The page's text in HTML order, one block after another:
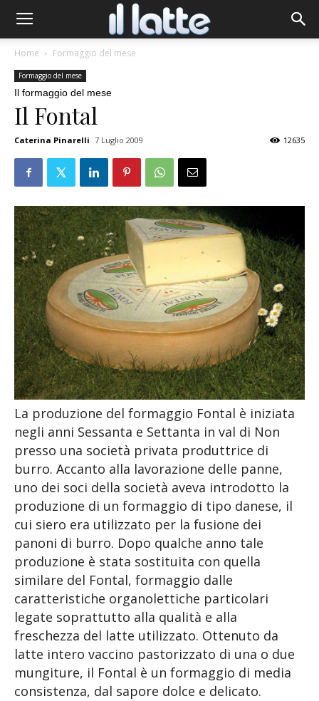
Home Formaggio del mese
Formaggio del mese
Il formaggio del mese
Il Fontal
Caterina Pinarelli 7 Luglio 2009 12635
La produzione del formaggio Fontal è iniziata
negli anni Sessanta e Settanta in val di Non
presso una società privata produttrice di
burro. Accanto alla lavorazione delle panne,
uno dei soci della società aveva introdotto la
produzione di un formaggio di tipo danese, il
cui siero era utilizzato per la fusione dei
panoni di burro. Dopo qualche anno tale
produzione è stata sostituita con quella
similare del Fontal, formaggio dalle
caratteristiche organolettiche particolari
legate soprattutto alla qualità e alla
freschezza del latte utilizzato. Ottenuto da
latte intero vaccino pastorizzato di una o due
mungiture, il Fontal è un formaggio di media
consistenza, dal sapore dolce e delicato.